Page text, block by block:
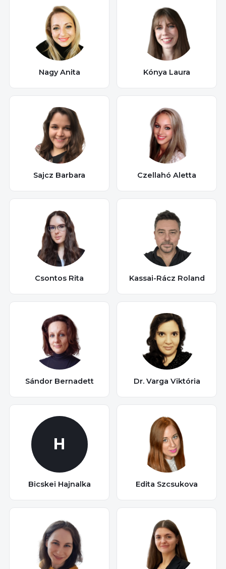
Nagy Anita Kónya Laura
Sajcz Barbara Czellahó Aletta
Csontos Rita Kassai-Rácz Roland
Sándor Bernadett Dr. Varga Viktória
H
Bicskei Hajnalka Edita Szcsukova